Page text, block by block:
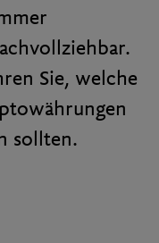
Sie, welche
sollten.